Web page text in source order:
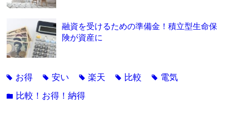
融資を受けるための準備金！積立型生命保
険が資産に
tag お得 tag安い tag楽天 tag 比較 tag 電気
folder 比較！お得！納得